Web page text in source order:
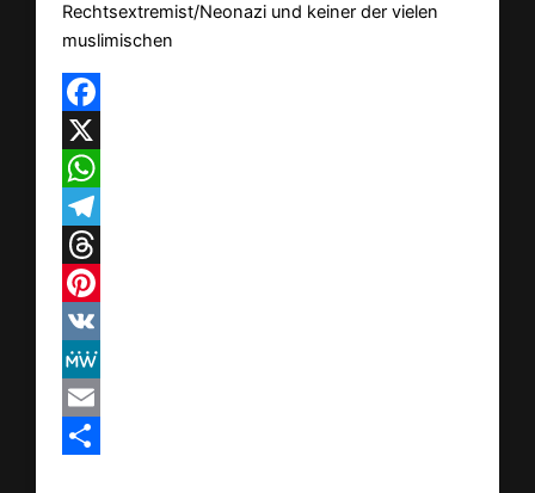
Rechtsextremist/Neonazi und keiner der vielen
muslimischen
Facebook
X
WhatsApp
Telegram
Threads
Pinterest
VK
MeWe
Email